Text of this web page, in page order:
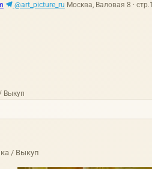
@art_picture_ru Москва, Валовая 8 · стр.1
Выкуп
/ Выкуп